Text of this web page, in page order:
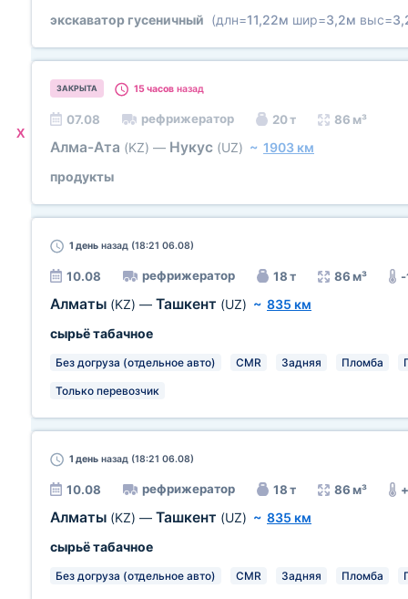
экскаватор гусеничный (длн=11,22м шир=3,2м выс=
X
ЗАКРЫТА 15 часов назад
07.08 рефрижератор 20 т 86 м³
Алма-Ата (KZ) — Нукус (UZ) ~ 1903 км
продукты
1 день назад (18:21 06.08)
10.08 рефрижератор 18 т 86 м³
Алматы (KZ) — Ташкент (UZ) ~ 835 км
сырьё табачное
Без догруза (отдельное авто) CMR Задняя Пломба
Только перевозчик
1 день назад (18:21 06.08)
10.08 рефрижератор 18 т 86 м³
Алматы (KZ) — Ташкент (UZ) ~ 835 км
сырьё табачное
Без догруза (отдельное авто) CMR Задняя Пломба